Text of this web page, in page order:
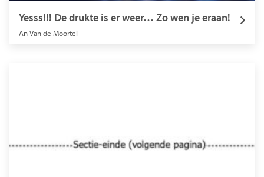
Yesss!!! De drukte is er weer… Zo wen je eraan!
An Van de Moortel